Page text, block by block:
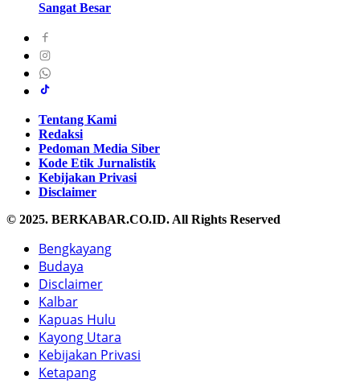
Sangat Besar
Tentang Kami
Redaksi
Pedoman Media Siber
Kode Etik Jurnalistik
Kebijakan Privasi
Disclaimer
© 2025. BERKABAR.CO.ID. All Rights Reserved
Bengkayang
Budaya
Disclaimer
Kalbar
Kapuas Hulu
Kayong Utara
Kebijakan Privasi
Ketapang